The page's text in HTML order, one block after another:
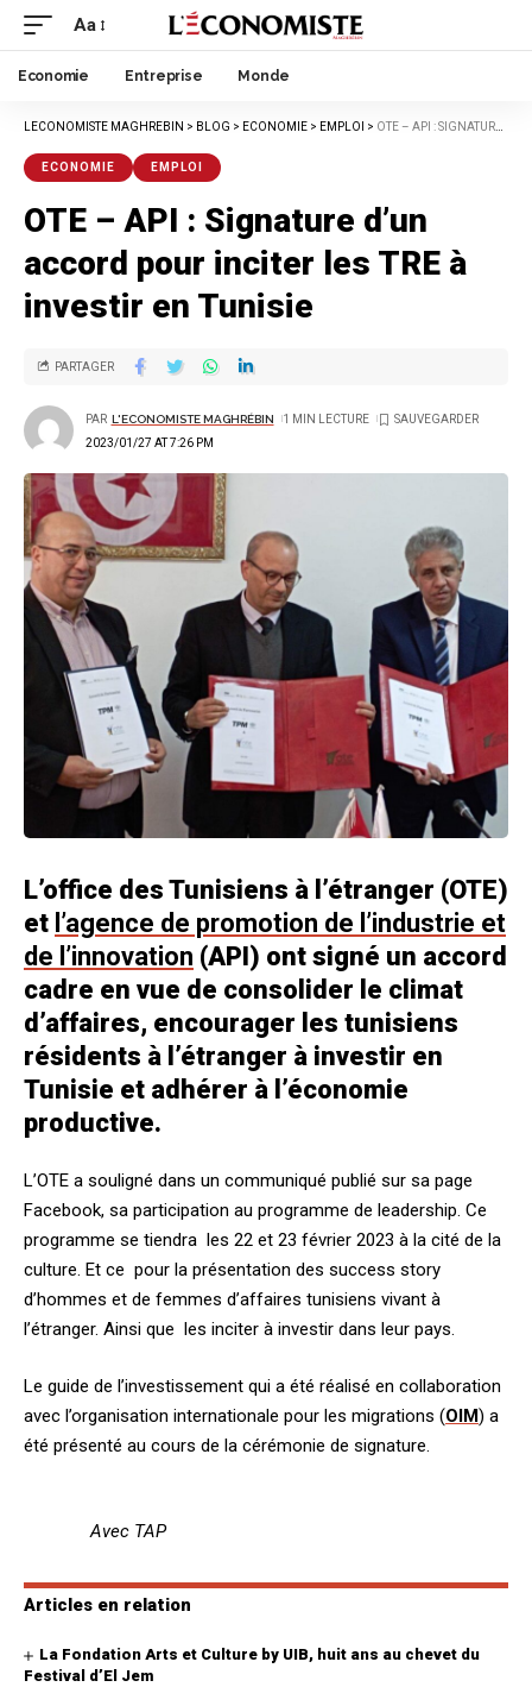
Aa
Economie Entreprise Monde
LECONOMISTE MAGHREBIN > BLOG > ECONOMIE > EMPLOI > OTE – API : SIGNATURE D’UN ACCORD POUR INCITER LES TRE À INVESTIR EN TUNISIE
ECONOMIE EMPLOI
OTE – API : Signature d’un
accord pour inciter les TRE à
investir en Tunisie
2023/01/27 AT 7:26 PM
PAR L'ECONOMISTE MAGHRÉBIN 1 MIN LECTURE
PARTAGER
L’office des Tunisiens à l’étranger (OTE)
et l’agence de promotion de l’industrie et
de l’innovation (API) ont signé un accord
cadre en vue de consolider le climat
d’affaires, encourager les tunisiens
résidents à l’étranger à investir en
Tunisie et adhérer à l’économie
productive.
L’OTE a souligné dans un communiqué publié sur sa page
Facebook, sa participation au programme de leadership. Ce
programme se tiendra les 22 et 23 février 2023 à la cité de la
culture. Et ce pour la présentation des success story
d’hommes et de femmes d’affaires tunisiens vivant à
l’étranger. Ainsi que les inciter à investir dans leur pays.
Le guide de l’investissement qui a été réalisé en collaboration
avec l’organisation internationale pour les migrations (OIM) a
été présenté au cours de la cérémonie de signature.
Avec TAP
Articles en relation
La Fondation Arts et Culture by UIB, huit ans au chevet du
Festival d’El Jem